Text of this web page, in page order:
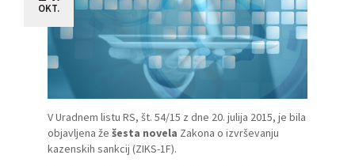
OKT.
V Uradnem listu RS, št. 54/15 z dne 20. julija 2015, je bila
objavljena že šesta novela Zakona o izvrševanju
kazenskih sankcij (ZIKS-1F).